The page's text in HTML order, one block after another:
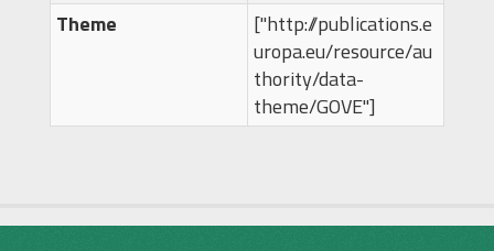
Theme
["http://publications.e
uropa.eu/resource/au
thority/data-
theme/GOVE"]